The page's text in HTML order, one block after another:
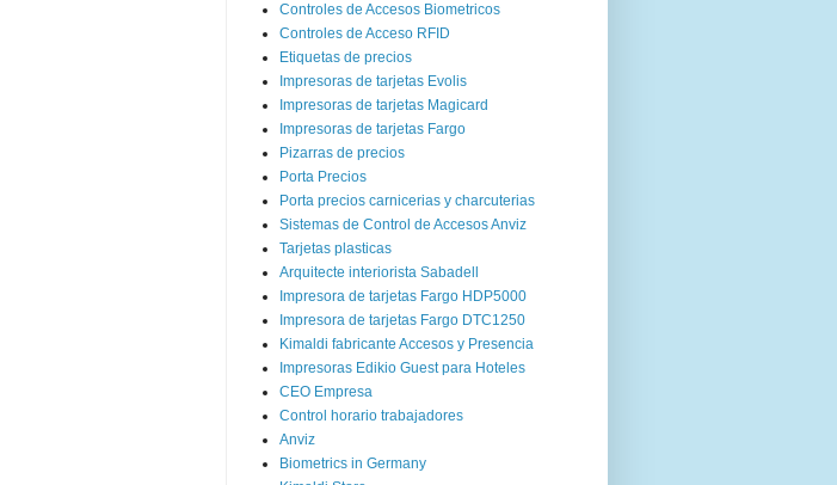
Controles de Accesos Biometricos
Controles de Acceso RFID
Etiquetas de precios
Impresoras de tarjetas Evolis
Impresoras de tarjetas Magicard
Impresoras de tarjetas Fargo
Pizarras de precios
Porta Precios
Porta precios carnicerias y charcuterias
Sistemas de Control de Accesos Anviz
Tarjetas plasticas
Arquitecte interiorista Sabadell
Impresora de tarjetas Fargo HDP5000
Impresora de tarjetas Fargo DTC1250
Kimaldi fabricante Accesos y Presencia
Impresoras Edikio Guest para Hoteles
CEO Empresa
Control horario trabajadores
Anviz
Biometrics in Germany